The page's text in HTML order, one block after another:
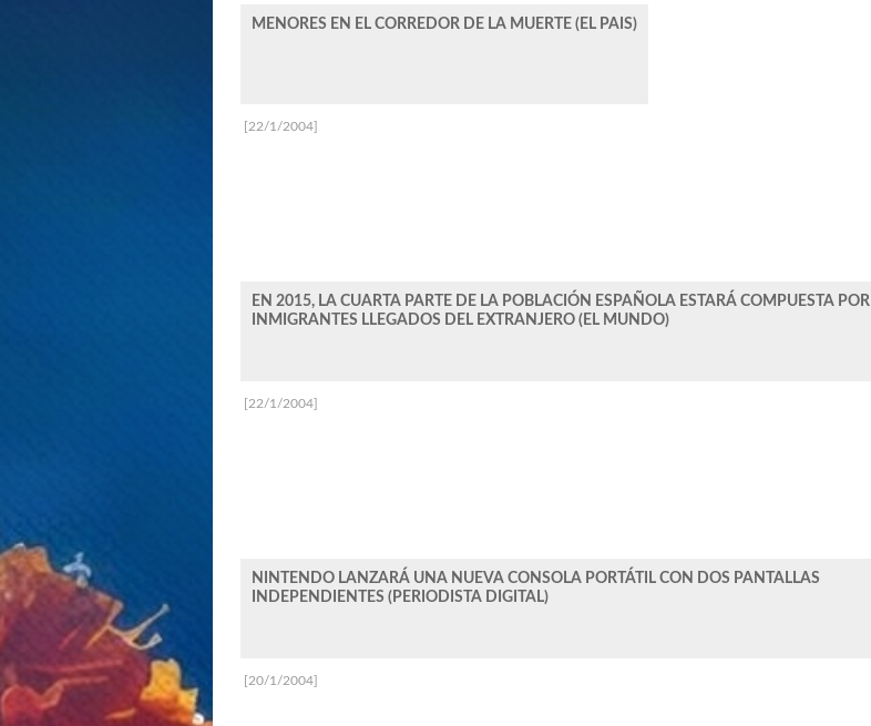
MENORES EN EL CORREDOR DE LA MUERTE (EL PAIS)
EN 2015, LA CUARTA PARTE DE LA POBLACIÓN ESPAÑOLA ESTARÁ COMPUESTA POR
INMIGRANTES LLEGADOS DEL EXTRANJERO (EL MUNDO)
[22/1/2004]
NINTENDO LANZARÁ UNA NUEVA CONSOLA PORTÁTIL CON DOS PANTALLAS
INDEPENDIENTES (PERIODISTA DIGITAL)
[22/1/2004]
[20/1/2004]